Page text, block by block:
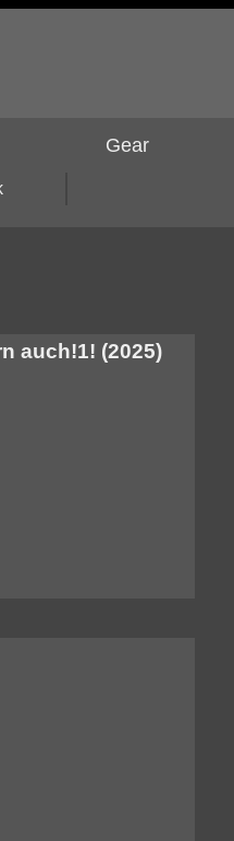
Gear
auch!1! (2025)